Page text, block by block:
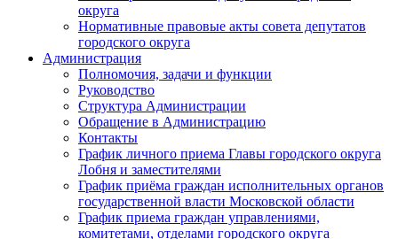
округа
Нормативные правовые акты совета депутатов
городского округа
Администрация
Полномочия, задачи и функции
Руководство
Структура Администрации
Обращение в Администрацию
Контакты
График личного приема Главы городского округа
Лобня и заместителями
График приёма граждан исполнительных органов
государственной власти Московской области
График приема граждан управлениями,
комитетами, отделами городского округа